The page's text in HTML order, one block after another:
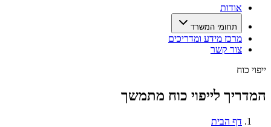
אודות
תחומי המשרד
מרכז מידע ומדריכים
צור קשר
ייפוי כוח
המדריך לייפוי כוח מתמשך
דף הבית